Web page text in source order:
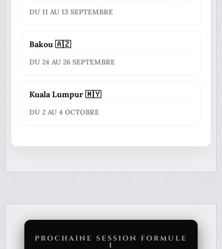
DU 11 AU 13 SEPTEMBRE
Bakou 🇦🇿
DU 24 AU 26 SEPTEMBRE
Kuala Lumpur 🇲🇾
DU 2 AU 4 OCTOBRE
PROCHAINE SESSION FORMULE
1